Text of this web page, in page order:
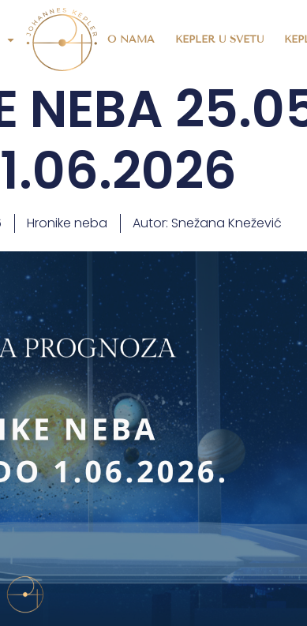
O NAMA KEPLER U SVETU
NEBA
Hronike neba Autor: Snežana Knežević